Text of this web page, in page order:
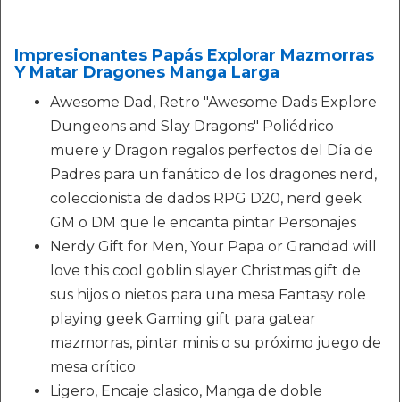
Impresionantes Papás Explorar Mazmorras
Y Matar Dragones Manga Larga
Awesome Dad, Retro "Awesome Dads Explore
Dungeons and Slay Dragons" Poliédrico
muere y Dragon regalos perfectos del Día de
Padres para un fanático de los dragones nerd,
coleccionista de dados RPG D20, nerd geek
GM o DM que le encanta pintar Personajes
Nerdy Gift for Men, Your Papa or Grandad will
love this cool goblin slayer Christmas gift de
sus hijos o nietos para una mesa Fantasy role
playing geek Gaming gift para gatear
mazmorras, pintar minis o su próximo juego de
mesa crítico
Ligero, Encaje clasico, Manga de doble